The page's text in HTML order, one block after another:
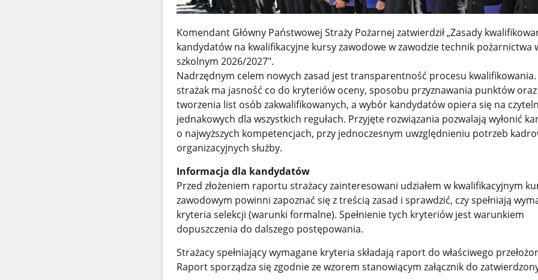
Komendant Główny Państwowej Straży Pożarnej zatwierdził „Zasady
kandydatów na kwalifikacyjne kursy zawodowe w zawodzie technik pożarnictwa
szkolnym 2026/2027".
Nadrzędnym celem nowych zasad jest transparentność procesu kwalifikowania.
strażak ma jasność co do kryteriów oceny, sposobu przyznawania punktów oraz
tworzenia list osób zakwalifikowanych, a wybór kandydatów opiera się na
jednakowych dla wszystkich regułach. Przyjęte rozwiązania pozwalają wyłonić
o najwyższych kompetencjach, przy jednoczesnym uwzględnieniu potrzeb
organizacyjnych służby.
Informacja dla kandydatów
Przed złożeniem raportu strażacy zainteresowani udziałem w kwalifikacyjnym
zawodowym powinni zapoznać się z treścią zasad i sprawdzić, czy spełniają
kryteria selekcji (warunki formalne). Spełnienie tych kryteriów jest warunkiem
dopuszczenia do dalszego postępowania.
Strażacy spełniający wymagane kryteria składają raport do właściwego
Raport sporządza się zgodnie ze wzorem stanowiącym załącznik do